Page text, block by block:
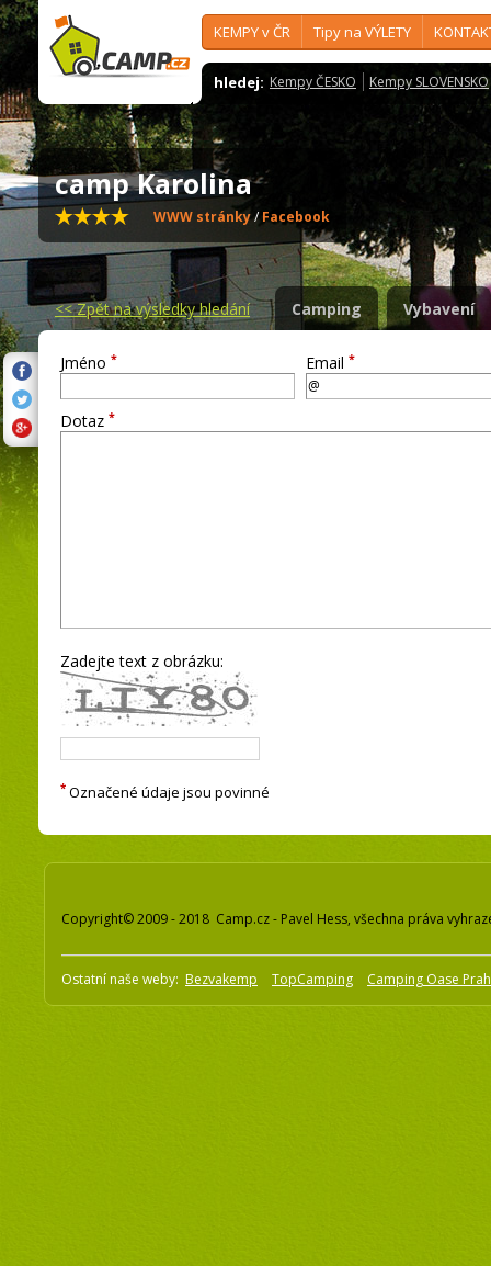
KEMPY v ČR Tipy na VÝLETY
hledej: Kempy ČESKO Kempy SLOVENSKO
camp Karolina
WWW stránky/Facebook
<<Zpět na výsledky hledání Camping Vybavení
Jméno * Email *
Dotaz *
Zadejte text z obrázku:
* Označené údaje jsou povinné
Copyright© 2009 - 2018 Camp.cz - Pavel Hess, všechna práva
Ostatní naše weby: Bezvakemp TopCamping Camping Oase